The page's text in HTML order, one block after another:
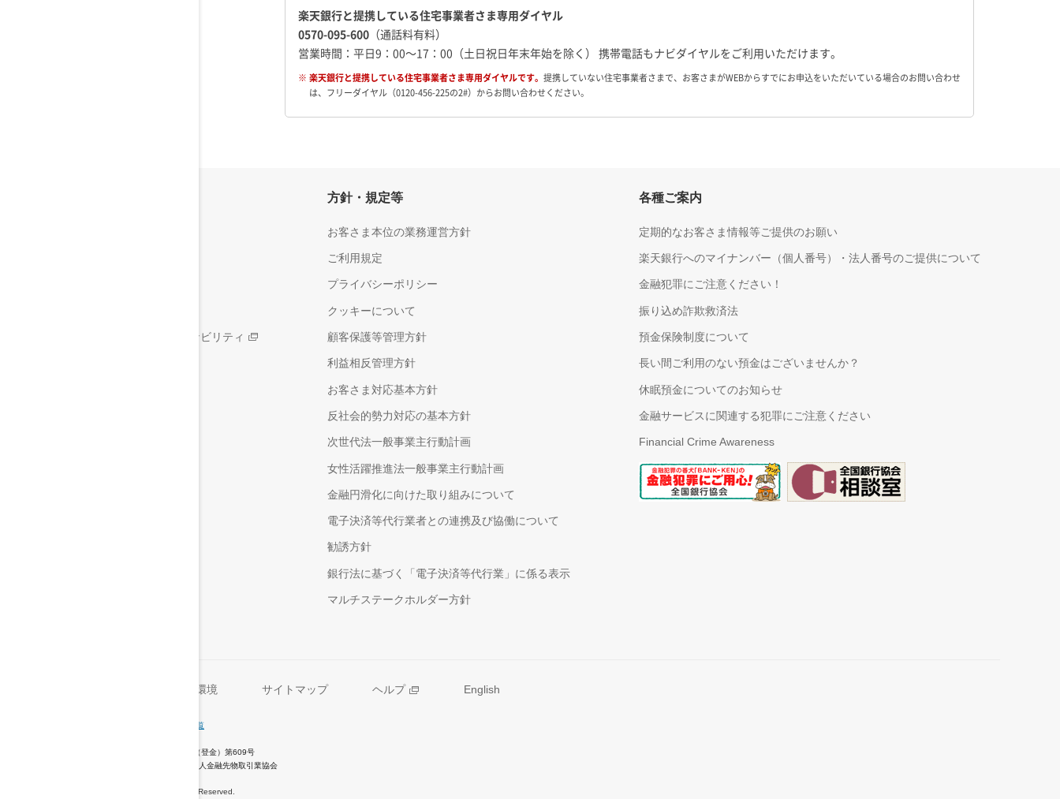
楽天銀行と提携している住宅事業者さま専用ダイヤル
0570-095-600 （通話料有料）
営業時間：平日9：00～17：00（土日祝日年末年始を除く） 携帯電話もナビダイヤルをご利用いただけます。
※ 楽天銀行と提携している住宅事業者さま専用ダイヤルです。 提携していない住宅事業者さまで、お客さまがWEBからすでにお申込をいただいている場合のお問い合わせ
は、フリーダイヤル（0120-456-225の2#）からお問い合わせください。
楽天グループのサステナビリティ
方針・規定等
お客さま本位の業務運営方針
ご利用規定
プライバシーポリシー
クッキーについて
顧客保護等管理方針
利益相反管理方針
お客さま対応基本方針
反社会的勢力対応の基本方針
次世代法一般事業主行動計画
女性活躍推進法一般事業主行動計画
金融円滑化に向けた取り組みについて
電子決済等代行業者との連携及び協働について
勧誘方針
銀行法に基づく「電子決済等代行業」に係る表示
マルチステークホルダー方針
各種ご案内
定期的なお客さま情報等ご提供のお願い
楽天銀行へのマイナンバー（個人番号）・法人番号のご提供について
金融犯罪にご注意ください！
振り込め詐欺救済法
預金保険制度について
長い間ご利用のない預金はございませんか？
休眠預金についてのお知らせ
金融サービスに関連する犯罪にご注意ください
Financial Crime Awareness
動作環境 サイトマップ ヘルプ English
支店名・支店番号一覧
登録金融機関 関東財務局長（登金）第609号
日本証券業協会、一般社団法人金融先物取引業協会
© 2001 Rakuten Bank, Ltd. All Rights Reserved.